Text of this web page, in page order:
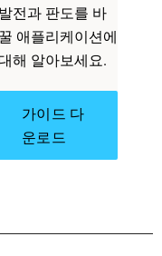
발전과 판도를 바
꿀 애플리케이션에
해 알아보세요.
가이드 다
운로드